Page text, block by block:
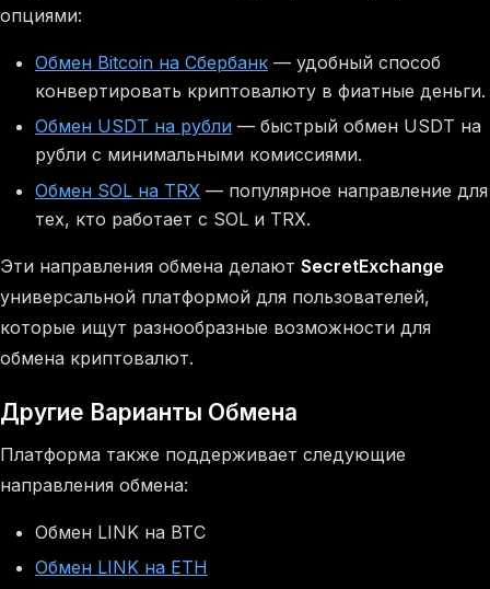
опциями:
Обмен Bitcoin на Сбербанк — удобный способ
конвертировать криптовалюту в фиатные деньги.
Обмен USDT на рубли — быстрый обмен USDT на
рубли с минимальными комиссиями.
Обмен SOL на TRX — популярное направление для
тех, кто работает с SOL и TRX.
Эти направления обмена делают SecretExchange
универсальной платформой для пользователей,
которые ищут разнообразные возможности для
обмена криптовалют.
Другие Варианты Обмена
Платформа также поддерживает следующие
направления обмена:
Обмен LINK на BTC
Обмен LINK на ETH